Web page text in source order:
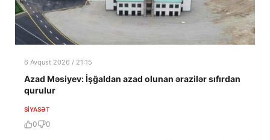
6 Avqust 2026 / 21:15
Azad Məsiyev: İşğaldan azad olunan ərazilər sıfırdan
qurulur
SIYASƏT
0 0